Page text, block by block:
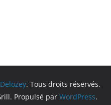
. Tous droits réservés.
Propulsé par WordPress.